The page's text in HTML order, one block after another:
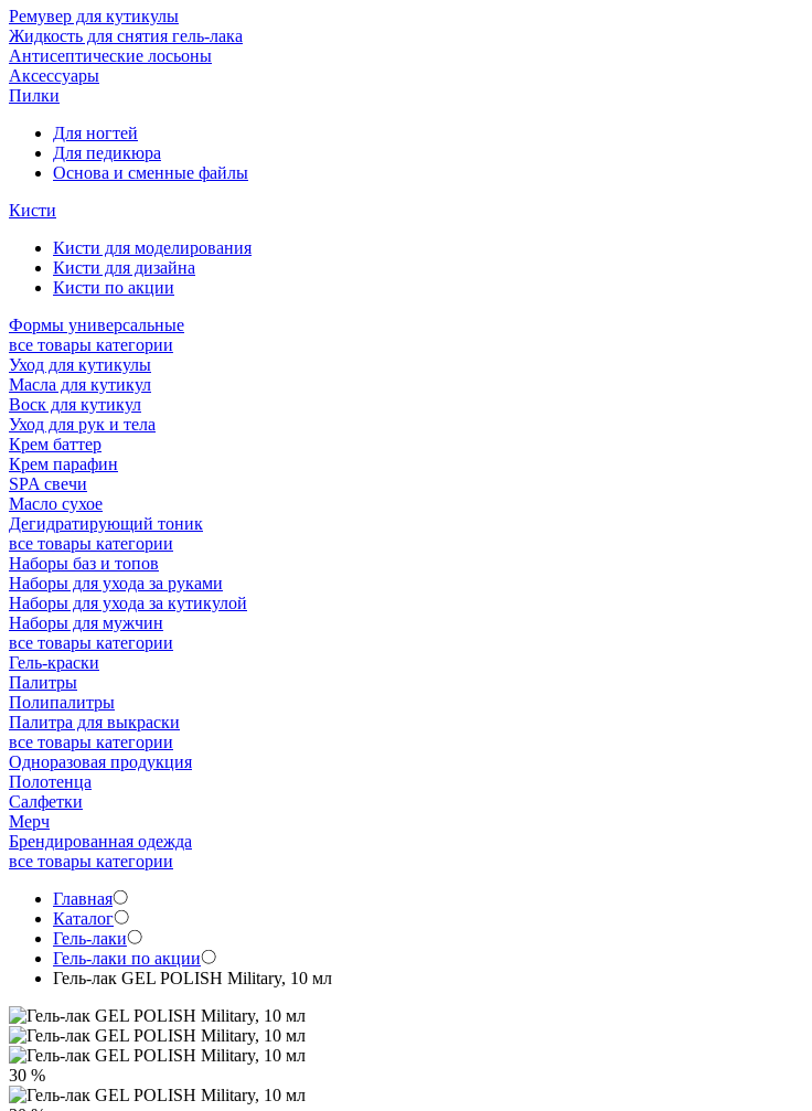
Ремувер для кутикулы
Жидкость для снятия гель-лака
Антисептические лосьоны
Аксессуары
Пилки
Для ногтей
Для педикюра
Основа и сменные файлы
Кисти
Кисти для моделирования
Кисти для дизайна
Кисти по акции
Формы универсальные
все товары категории
Уход для кутикулы
Масла для кутикул
Воск для кутикул
Уход для рук и тела
Крем баттер
Крем парафин
SPA свечи
Масло сухое
Дегидратирующий тоник
все товары категории
Наборы баз и топов
Наборы для ухода за руками
Наборы для ухода за кутикулой
Наборы для мужчин
все товары категории
Гель-краски
Палитры
Полипалитры
Палитра для выкраски
все товары категории
Одноразовая продукция
Полотенца
Салфетки
Мерч
Брендированная одежда
все товары категории
Главная
Каталог
Гель-лаки
Гель-лаки по акции
Гель-лак GEL POLISH Military, 10 мл
30 %